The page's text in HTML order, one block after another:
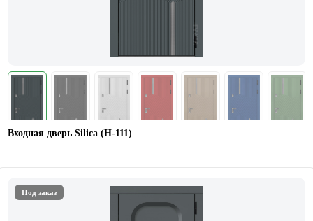
Входная дверь Silica (Н-111)
Под заказ